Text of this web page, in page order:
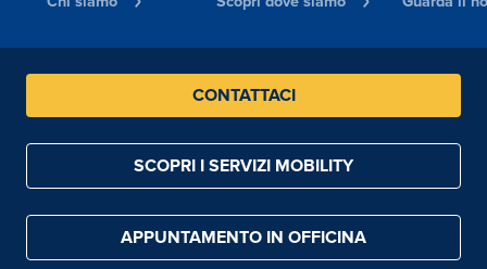
CONTATTACI
SCOPRI I SERVIZI MOBILITY
APPUNTAMENTO IN OFFICINA